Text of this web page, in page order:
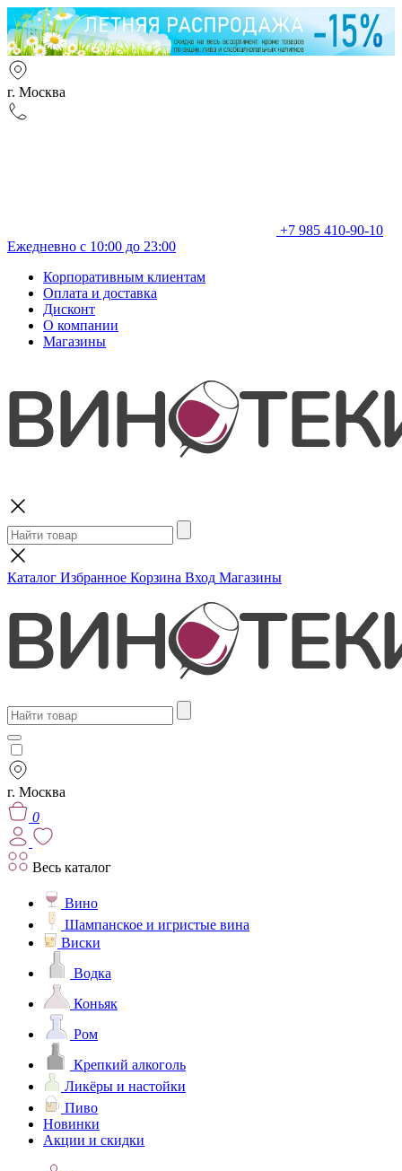
г. Москва
+7 985 410-90-10
Ежедневно с 10:00 до 23:00
Корпоративным клиентам
Оплата и доставка
Дисконт
О компании
Магазины
Каталог Избранное Корзина Вход Магазины
г. Москва
0
Весь каталог
Вино
Шампанское и игристые вина
Виски
Водка
Коньяк
Ром
Крепкий алкоголь
Ликёры и настойки
Пиво
Новинки
Акции и скидки